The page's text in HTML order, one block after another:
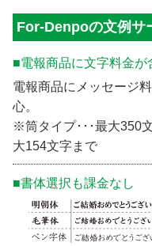
For-Denpoの文例サ
■電報商品に文字料金が
電報商品にメッセージ
心。
※筒タイプ･･･最大
大154文字まで
■書体選択も課金なし